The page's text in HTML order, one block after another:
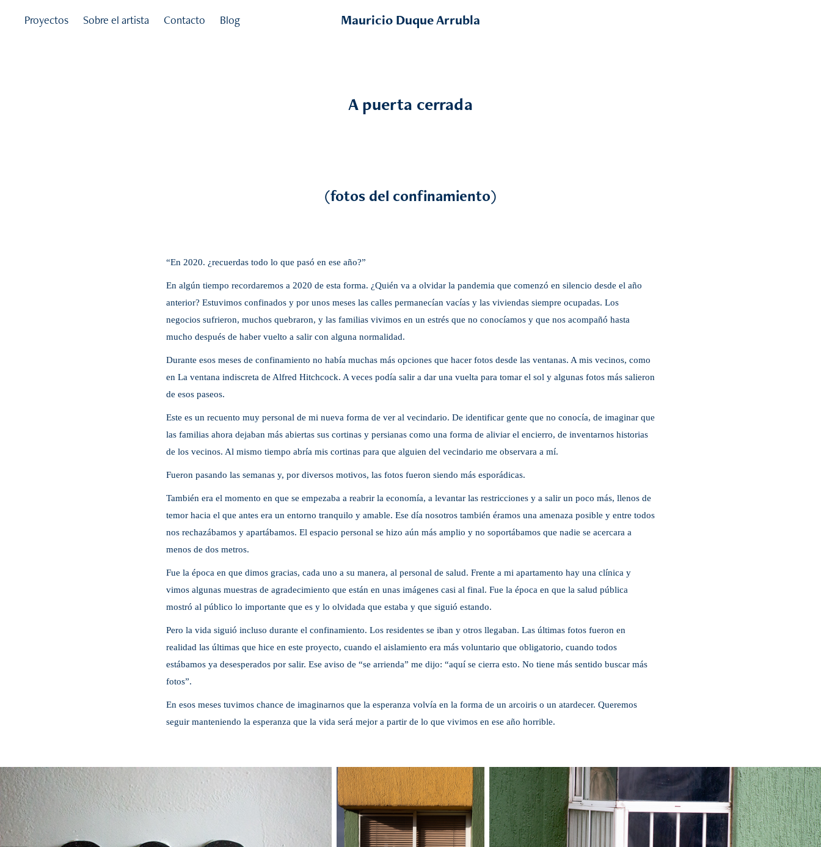
Proyectos Sobre el artista Contacto Blog Mauricio Duque Arrubla
A puerta cerrada
(fotos del confinamiento)
“En 2020. ¿recuerdas todo lo que pasó en ese año?”
En algún tiempo recordaremos a 2020 de esta forma. ¿Quién va a olvidar la pandemia que comenzó en silencio desde el año
anterior? Estuvimos confinados y por unos meses las calles permanecían vacías y las viviendas siempre ocupadas. Los
negocios sufrieron, muchos quebraron, y las familias vivimos en un estrés que no conocíamos y que nos acompañó hasta
mucho después de haber vuelto a salir con alguna normalidad.
Durante esos meses de confinamiento no había muchas más opciones que hacer fotos desde las ventanas. A mis vecinos, como
en La ventana indiscreta de Alfred Hitchcock. A veces podía salir a dar una vuelta para tomar el sol y algunas fotos más salieron
de esos paseos.
Este es un recuento muy personal de mi nueva forma de ver al vecindario. De identificar gente que no conocía, de imaginar que
las familias ahora dejaban más abiertas sus cortinas y persianas como una forma de aliviar el encierro, de inventarnos historias
de los vecinos. Al mismo tiempo abría mis cortinas para que alguien del vecindario me observara a mí.
Fueron pasando las semanas y, por diversos motivos, las fotos fueron siendo más esporádicas.
También era el momento en que se empezaba a reabrir la economía, a levantar las restricciones y a salir un poco más, llenos de
temor hacia el que antes era un entorno tranquilo y amable. Ese día nosotros también éramos una amenaza posible y entre todos
nos rechazábamos y apartábamos. El espacio personal se hizo aún más amplio y no soportábamos que nadie se acercara a
menos de dos metros.
Fue la época en que dimos gracias, cada uno a su manera, al personal de salud. Frente a mi apartamento hay una clínica y
vimos algunas muestras de agradecimiento que están en unas imágenes casi al final. Fue la época en que la salud pública
mostró al público lo importante que es y lo olvidada que estaba y que siguió estando.
Pero la vida siguió incluso durante el confinamiento. Los residentes se iban y otros llegaban. Las últimas fotos fueron en
realidad las últimas que hice en este proyecto, cuando el aislamiento era más voluntario que obligatorio, cuando todos
estábamos ya desesperados por salir. Ese aviso de “se arrienda” me dijo: “aquí se cierra esto. No tiene más sentido buscar más
fotos”.
En esos meses tuvimos chance de imaginarnos que la esperanza volvía en la forma de un arcoiris o un atardecer. Queremos
seguir manteniendo la esperanza que la vida será mejor a partir de lo que vivimos en ese año horrible.